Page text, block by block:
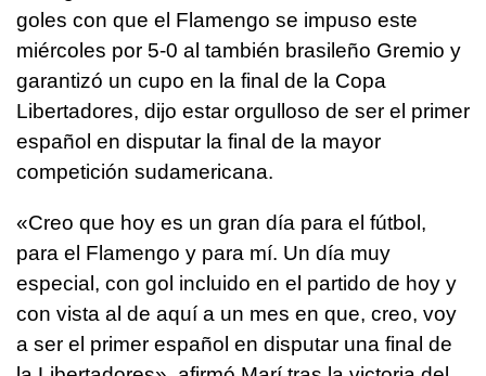
goles con que el Flamengo se impuso este
miércoles por 5-0 al también brasileño Gremio y
garantizó un cupo en la final de la Copa
Libertadores, dijo estar orgulloso de ser el primer
español en disputar la final de la mayor
competición sudamericana.
«Creo que hoy es un gran día para el fútbol,
para el Flamengo y para mí. Un día muy
especial, con gol incluido en el partido de hoy y
con vista al de aquí a un mes en que, creo, voy
a ser el primer español en disputar una final de